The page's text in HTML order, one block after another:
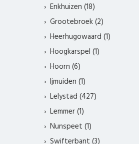
Enkhuizen (18)
Grootebroek (2)
Heerhugowaard (1)
Hoogkarspel (1)
Hoorn (6)
Ijmuiden (1)
Lelystad (427)
Lemmer (1)
Nunspeet (1)
Swifterbant (3)